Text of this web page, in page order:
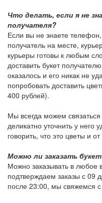
Что делать, если я не
получателя?
Если вы не знаете
получатель на месте,
курьеры готовы к любым
доставить букет
оказалось и его никак не
попробовать доставить
400 рублей).
Мы всегда можем
деликатно уточнить у
говорить, что это цветы и
Можно ли заказать
Можно заказывать в
подтверждаем заказы с 09
после 23:00, мы свяжемся